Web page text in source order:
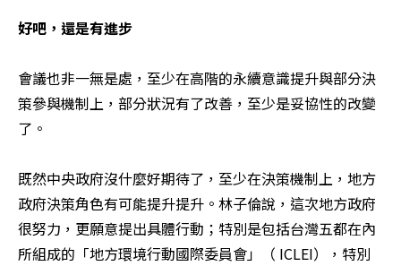
好吧，還是有進步
會議也非一無是處，至少在高階的永續意識提升與部分決
策參與機制上，部分狀況有了改善，至少是妥協性的改變
了。
既然中央政府沒什麼好期待了，至少在決策機制上，地方
政府決策角色有可能提升提升。林子倫說，這次地方政府
很努力，更願意提出具體行動；特別是包括台灣五都在內
所組成的「地方環境行動國際委員會」（ ICLEI），特別